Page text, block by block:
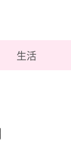
生活